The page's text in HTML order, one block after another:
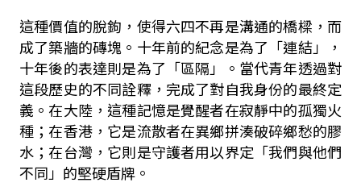
這種價值的脫鉤，使得六四不再是溝通的橋樑，而
成了築牆的磚塊。十年前的紀念是為了「連結」，
十年後的表達則是為了「區隔」。當代青年透過對
這段歷史的不同詮釋，完成了對自我身份的最終定
義。在大陸，這種記憶是覺醒者在寂靜中的孤獨火
種；在香港，它是流散者在異鄉拼湊破碎鄉愁的膠
水；在台灣，它則是守護者用以界定「我們與他們
不同」的堅硬盾牌。